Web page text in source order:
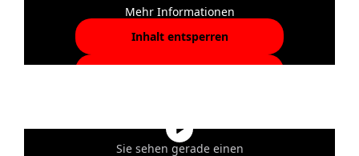
Mehr Informationen
Inhalt entsperren
Sie sehen gerade einen